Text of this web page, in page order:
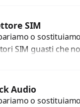
SIM
o sostituiamo
SIM guasti che
ricambi
Audio
o